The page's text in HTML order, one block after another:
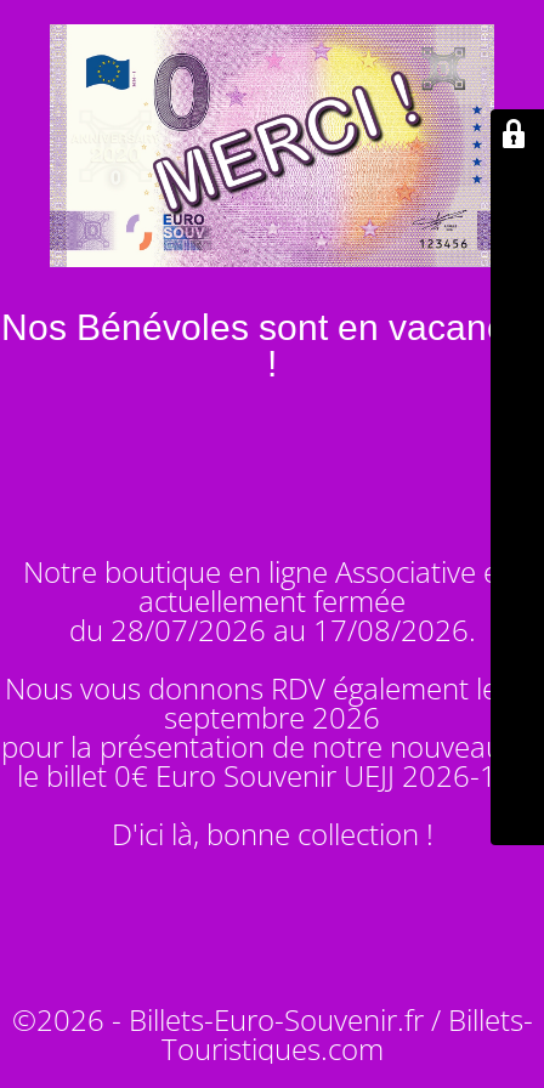
Nos Bénévoles sont en vacances
!
Notre boutique en ligne Associative est
actuellement fermée
du 28/07/2026 au 17/08/2026.
Nous vous donnons RDV également le 14
septembre 2026
pour la présentation de notre nouveauté :
le billet 0€ Euro Souvenir UEJJ 2026-10
D'ici là, bonne collection !
©2026 - Billets-Euro-Souvenir.fr / Billets-
Touristiques.com